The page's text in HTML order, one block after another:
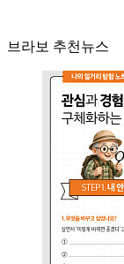
브라보 추천뉴스